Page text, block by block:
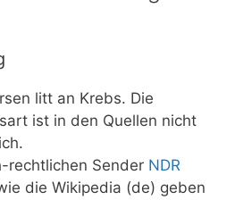
litt an Krebs. Die
ist in den Quellen nicht
rechtlichen Sender NDR
die Wikipedia (de) geben